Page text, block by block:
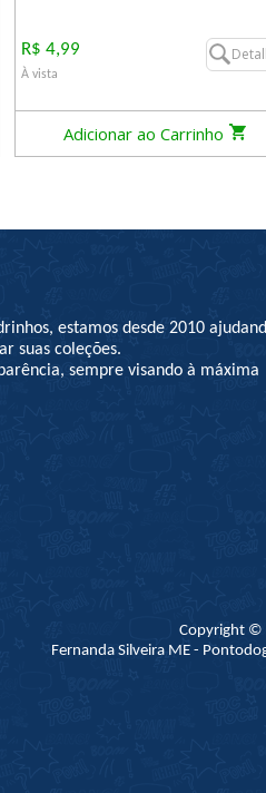
R$ 4,99
À vista
Adicionar ao Carrinho
estamos desde 2010
suas coleções.
sempre visando à máxima
Copyright ©
Fernanda Silveira ME -